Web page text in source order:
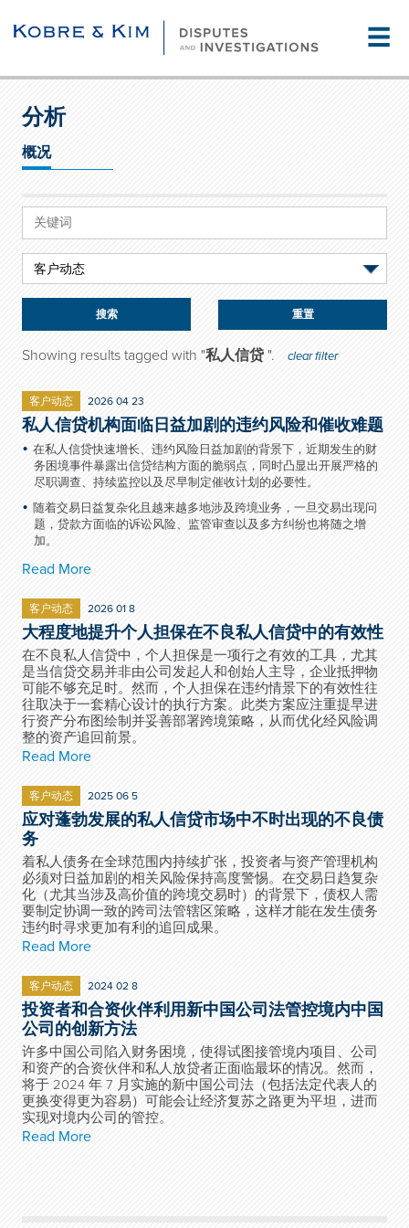
☰
分析
概况
重置
Showing results tagged with "私人信贷 ". clear filter
客户动态 2026 04 23
私人信贷机构面临日益加剧的违约风险和催收难题
在私人信贷快速增长、违约风险日益加剧的背景下，近期发生的财
务困境事件暴露出信贷结构方面的脆弱点，同时凸显出开展严格的
尽职调查、持续监控以及尽早制定催收计划的必要性。
随着交易日益复杂化且越来越多地涉及跨境业务，一旦交易出现问
题，贷款方面临的诉讼风险、监管审查以及多方纠纷也将随之增
加。
Read More
客户动态 2026 01 8
大程度地提升个人担保在不良私人信贷中的有效性
在不良私人信贷中，个人担保是一项行之有效的工具，尤其
是当信贷交易并非由公司发起人和创始人主导，企业抵押物
可能不够充足时。然而，个人担保在违约情景下的有效性往
往取决于一套精心设计的执行方案。此类方案应注重提早进
行资产分布图绘制并妥善部署跨境策略，从而优化经风险调
整的资产追回前景。
Read More
客户动态 2025 06 5
应对蓬勃发展的私人信贷市场中不时出现的不良债
务
着私人债务在全球范围内持续扩张，投资者与资产管理机构
必须对日益加剧的相关风险保持高度警惕。在交易日趋复杂
化（尤其当涉及高价值的跨境交易时）的背景下，债权人需
要制定协调一致的跨司法管辖区策略，这样才能在发生债务
违约时寻求更加有利的追回成果。
Read More
客户动态 2024 02 8
投资者和合资伙伴利用新中国公司法管控境内中国
公司的创新方法
许多中国公司陷入财务困境，使得试图接管境内项目、公司
和资产的合资伙伴和私人放贷者正面临最坏的情况。然而，
将于 2024 年 7 月实施的新中国公司法（包括法定代表人的
更换变得更为容易）可能会让经济复苏之路更为平坦，进而
实现对境内公司的管控。
Read More